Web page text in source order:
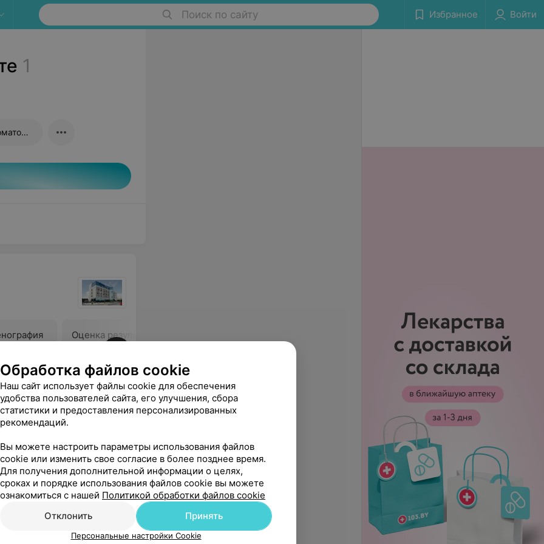
Поиск по сайту Избранное Войти
1
Телерентгенография в стоматологии
2D-
Оценка результатов
рентгенограмм
(ортопантомограмм),
заключений врачей-
рентгенологов по
10,60 руб.
Все цены
Рекомендую как грамотного, внимательного и надёжного врача-кардиолога. Еще
Обработка файлов cookie
Наш сайт использует файлы cookie для обеспечения
удобства пользователей сайта, его улучшения, сбора
статистики и предоставления персонализированных
рекомендаций.
Вы можете настроить параметры использования файлов
cookie или изменить свое согласие в более позднее время.
Для получения дополнительной информации о целях,
сроках и порядке использования файлов cookie вы можете
ознакомиться с нашей Политикой обработки файлов cookie
Отклонить
Принять
Персональные настройки Cookie